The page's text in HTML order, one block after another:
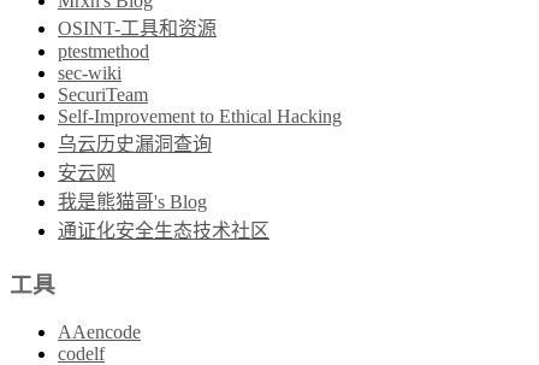
OSINT-工具和资源
ptestmethod
sec-wiki
SecuriTeam
Self-Improvement to Ethical Hacking
乌云历史漏洞查询
安云网
我是熊猫哥's Blog
通证化安全生态技术社区
工具
AAencode
codelf